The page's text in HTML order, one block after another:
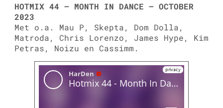
HOTMIX 44 – MONTH IN DANCE – OCTOBER
2023
Met o.a. Mau P, Skepta, Dom Dolla,
Matroda, Chris Lorenzo, James Hype, Kim
Petras, Noizu en Cassimm.